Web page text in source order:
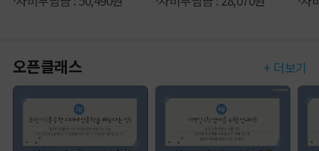
오픈클래스 + 더보기